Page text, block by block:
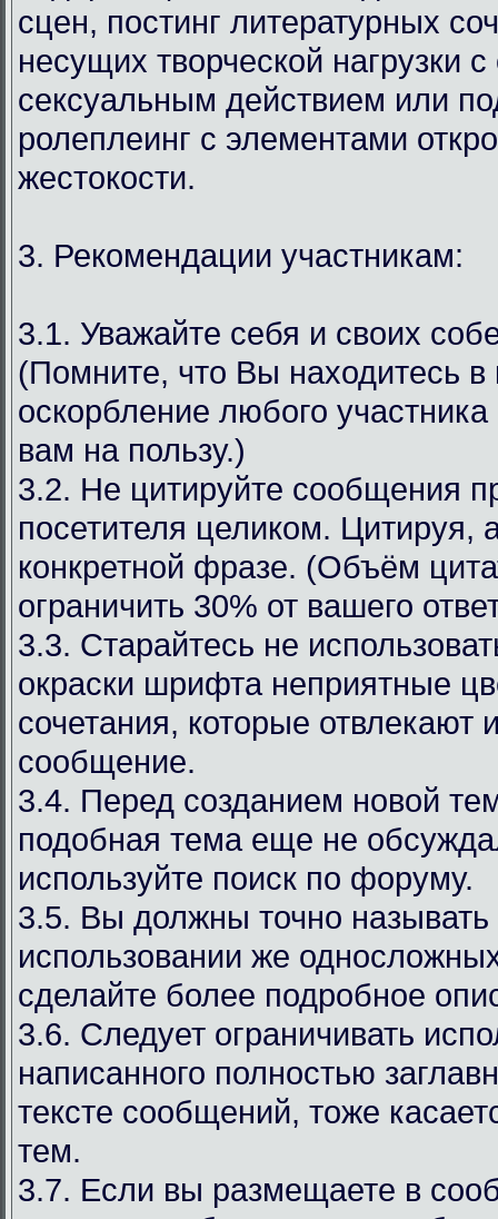
сцен, постинг литературных
несущих творческой нагрузки
сексуальным действием или
ролеплеинг с элементами
жестокости.
3. Рекомендации участникам:
3.1. Уважайте себя и своих
(Помните, что Вы находитесь
оскорбление любого
вам на пользу.)
3.2. Не цитируйте сообщения
посетителя целиком. Цитируя,
конкретной фразе. (Объём
ограничить 30% от вашего
3.3. Старайтесь не
окраски шрифта неприятные
сочетания, которые отвлекают
сообщение.
3.4. Перед созданием новой
подобная тема еще не
используйте поиск по форуму.
3.5. Вы должны точно
использовании же
сделайте более подробное
3.6. Следует ограничивать
написанного полностью
тексте сообщений, тоже
тем.
3.7. Если вы размещаете в